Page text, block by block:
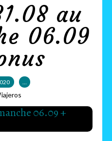
au
06.09
…